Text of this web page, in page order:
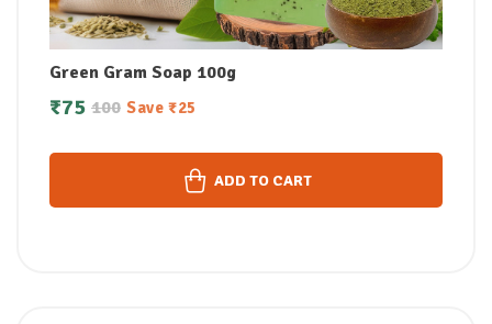
Green Gram Soap 100g
100
₹75 Save ₹25
ADD TO CART